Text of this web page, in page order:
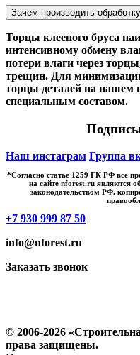
Зачем производить
Торцы клееного бруса
интенсивному обмену
потери влаги через
трещин. Для
торцы деталей на нашем
специальным составом.
Наш инстаграм Группа
*Cогласно статье 1259 ГК РФ все
на сайте nforest.ru являются
законодательством РФ.
+7 930 999 87 50
info@nforest.ru
Заказать звонок
© 2006-2026
права защищены.